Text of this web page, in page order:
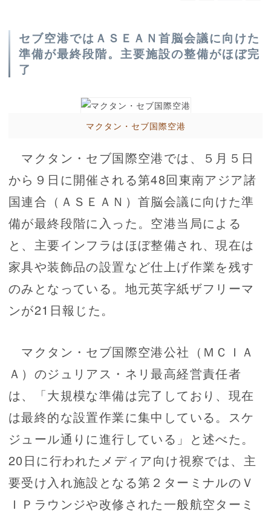
セブ空港ではＡＳＥＡＮ首脳会議に向けた
準備が最終段階。主要施設の整備がほぼ完
了
マクタン・セブ国際空港
マクタン・セブ国際空港では、５月５日
から９日に開催される第48回東南アジア諸
国連合（ＡＳＥＡＮ）首脳会議に向けた準
備が最終段階に入った。空港当局による
と、主要インフラはほぼ整備され、現在は
家具や装飾品の設置など仕上げ作業を残す
のみとなっている。地元英字紙ザフリーマ
ンが21日報じた。
マクタン・セブ国際空港公社（ＭＣＩＡ
Ａ）のジュリアス・ネリ最高経営責任者
は、「大規模な準備は完了しており、現在
は最終的な設置作業に集中している。スケ
ジュール通りに進行している」と述べた。
20日に行われたメディア向け視察では、主
要受け入れ施設となる第２ターミナルのＶ
ＩＰラウンジや改修された一般航空ターミ